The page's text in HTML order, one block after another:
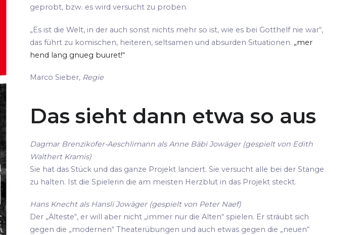
geprobt, bzw. es wird versucht zu proben.
„Es ist die Welt, in der auch sonst nichts mehr so ist, wie es bei Gotthelf nie war“,
das führt zu komischen, heiteren, seltsamen und absurden Situationen. „mer
hend lang gnueg buuret!“
Marco Sieber, Regie
Das sieht dann etwa so aus
Dagmar Brenzikofer-Aeschlimann als Anne Bäbi Jowäger (gespielt von Edith
Walthert Kramis)
Sie hat das Stück und das ganze Projekt lanciert. Sie versucht alle bei der Stange
zu halten. Ist die Spielerin die am meisten Herzblut in das Projekt steckt.
Hans Knecht als Hansli Jowäger (gespielt von Peter Naef)
Der „Älteste“, er will aber nicht „immer nur die Alten“ spielen. Er sträubt sich
gegen die „modernen“ Theaterübungen und auch etwas gegen die „neuen“